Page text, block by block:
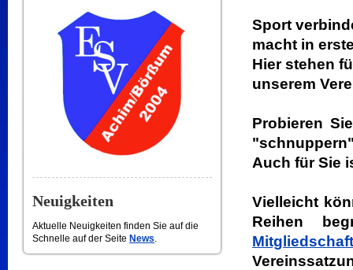
Neuigkeiten
Aktuelle Neuigkeiten finden Sie auf die
Schnelle auf der Seite News.
Sport
macht in
Hier stehen
unserem
Probieren
Auch für Sie
Vielleicht
Reihen
Mitgliedschaft